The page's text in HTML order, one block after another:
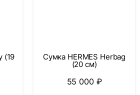
(19 Сумка HERMES Herbag
(20 см)
55 000 ₽